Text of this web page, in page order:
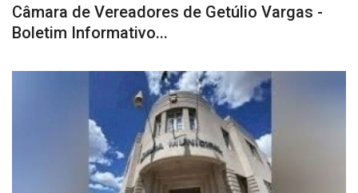
Câmara de Vereadores de Getúlio Vargas -
Boletim Informativo...